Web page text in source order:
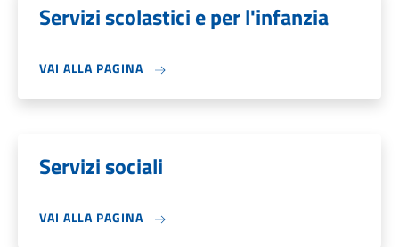
Servizi scolastici e per l'infanzia
VAI ALLA PAGINA
Servizi sociali
VAI ALLA PAGINA